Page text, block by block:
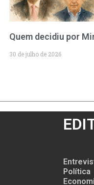
Quem decidiu por
30 de julho de 2026
Política